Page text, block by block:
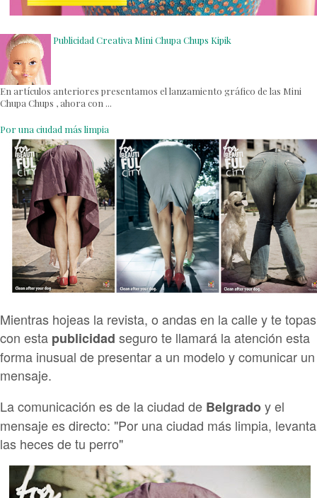
Publicidad Creativa Mini Chupa Chups Kipik
En artículos anteriores presentamos el lanzamiento gráfico de las Mini
Chupa Chups , ahora con ...
Por una ciudad más limpia
Mientras hojeas la revista, o andas en la calle y te topas
con esta publicidad seguro te llamará la atención esta
forma inusual de presentar a un modelo y comunicar un
mensaje.
La comunicación es de la ciudad de Belgradoy el
mensaje es directo: "Por una ciudad más limpia, levanta
las heces de tu perro"